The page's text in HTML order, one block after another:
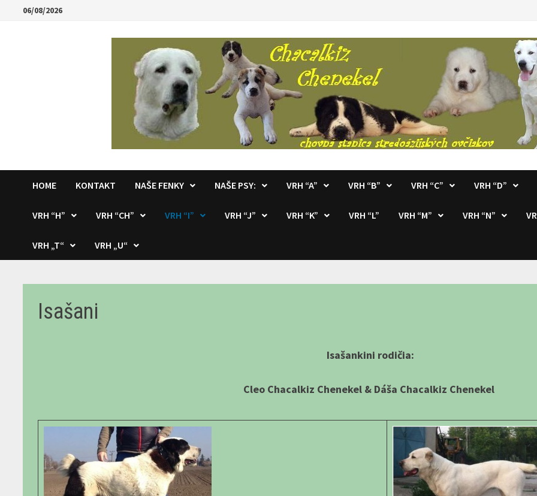
06/08/2026
HOME KONTAKT NAŠE FENKY NAŠE PSY: VRH “A” VRH “B” VRH “C” VRH “D”
VRH “H” VRH “CH” VRH “I” VRH “J” VRH “K” VRH “L” VRH “M” VRH “N”
VRH „T“ VRH „U“
Isašani
Isašankini rodičia:
Cleo Chacalkiz Chenekel & Dáša Chacalkiz Chenekel